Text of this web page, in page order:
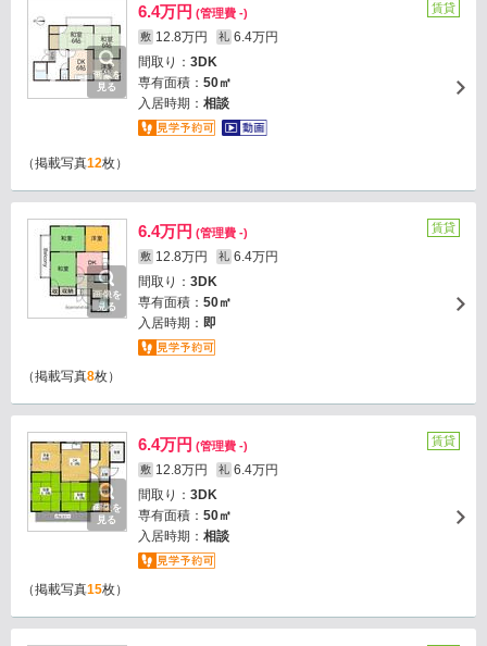
画像を
見る
6.4万円 (管理費 -)
敷 12.8万円 礼 6.4万円
間取り： 3DK
専有面積： 50㎡
入居時期： 相談
賃貸
（掲載写真12枚）
画像を
見る
6.4万円 (管理費 -)
敷 12.8万円 礼 6.4万円
間取り： 3DK
専有面積： 50㎡
入居時期： 即
賃貸
（掲載写真8枚）
画像を
見る
6.4万円 (管理費 -)
敷 12.8万円 礼 6.4万円
間取り： 3DK
専有面積： 50㎡
入居時期： 相談
賃貸
（掲載写真15枚）